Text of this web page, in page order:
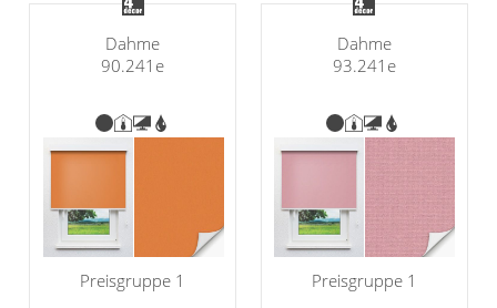
Dahme
90.241e
Preisgruppe 1
Dahme
93.241e
Preisgruppe 1